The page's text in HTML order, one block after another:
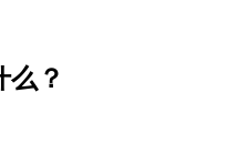
么？